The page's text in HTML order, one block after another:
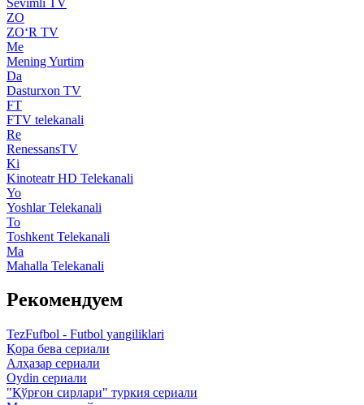
ZO
ZO‘R TV
Me
Mening Yurtim
Da
Dasturxon TV
FT
FTV telekanali
Re
RenessansTV
Ki
Kinoteatr HD Telekanali
Yo
Yoshlar Telekanali
To
Toshkent Telekanali
Ma
Mahalla Telekanali
Рекомендуем
TezFufbol - Futbol yangiliklari
Қора бева сериали
Алҳазар сериали
Oydin сериали
"Қўрғон сирлари" туркия сериали